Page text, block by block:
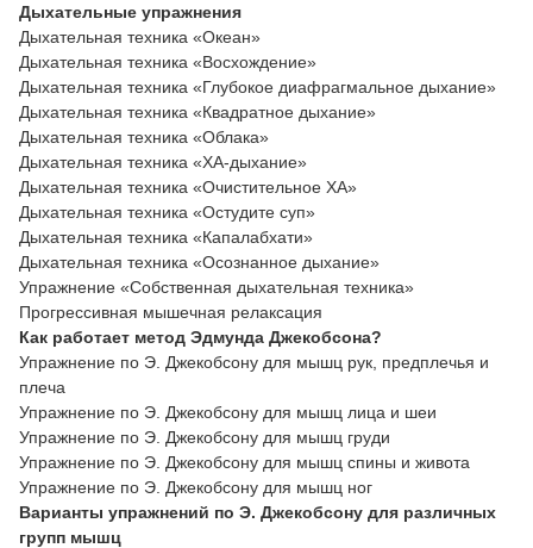
Дыхательные упражнения
Дыхательная техника «Океан»
Дыхательная техника «Восхождение»
Дыхательная техника «Глубокое диафрагмальное дыхание»
Дыхательная техника «Квадратное дыхание»
Дыхательная техника «Облака»
Дыхательная техника «ХА-дыхание»
Дыхательная техника «Очистительное ХА»
Дыхательная техника «Остудите суп»
Дыхательная техника «Капалабхати»
Дыхательная техника «Осознанное дыхание»
Упражнение «Собственная дыхательная техника»
Прогрессивная мышечная релаксация
Как работает метод Эдмунда Джекобсона?
Упражнение по Э. Джекобсону для мышц рук, предплечья и
плеча
Упражнение по Э. Джекобсону для мышц лица и шеи
Упражнение по Э. Джекобсону для мышц груди
Упражнение по Э. Джекобсону для мышц спины и живота
Упражнение по Э. Джекобсону для мышц ног
Варианты упражнений по Э. Джекобсону для различных
групп мышц